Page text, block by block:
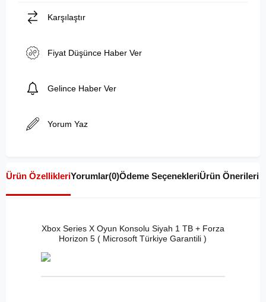
Karşılaştır
Fiyat Düşünce Haber Ver
Gelince Haber Ver
Yorum Yaz
Ürün ÖzellikleriYorumlar(0)Ödeme SeçenekleriÜrün Önerileri
Xbox Series X Oyun Konsolu Siyah 1 TB + Forza
Horizon 5 ( Microsoft Türkiye Garantili )